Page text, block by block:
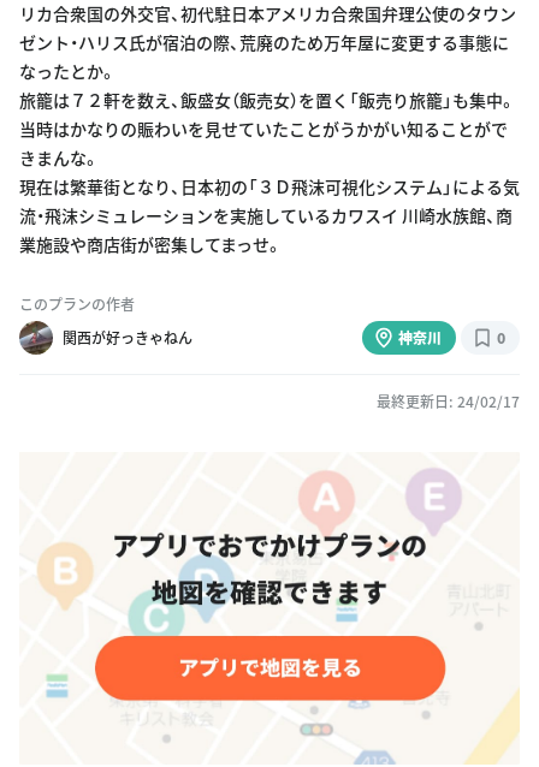
リカ合衆国の外交官、初代駐日本アメリカ合衆国弁理公使のタウン
ゼント・ハリス氏が宿泊の際、荒廃のため万年屋に変更する事態に
なったとか。
旅籠は７２軒を数え、飯盛女（飯売女）を置く「飯売り旅籠」も集中。
当時はかなりの賑わいを見せていたことがうかがい知ることがで
きまんな。
現在は繁華街となり、日本初の「３Ｄ飛沫可視化システム」による気
流・飛沫シミュレーションを実施しているカワスイ 川崎水族館、商
業施設や商店街が密集してまっせ。
このプランの作者
関西が好っきゃねん
神奈川 0
最終更新日: 24/02/17